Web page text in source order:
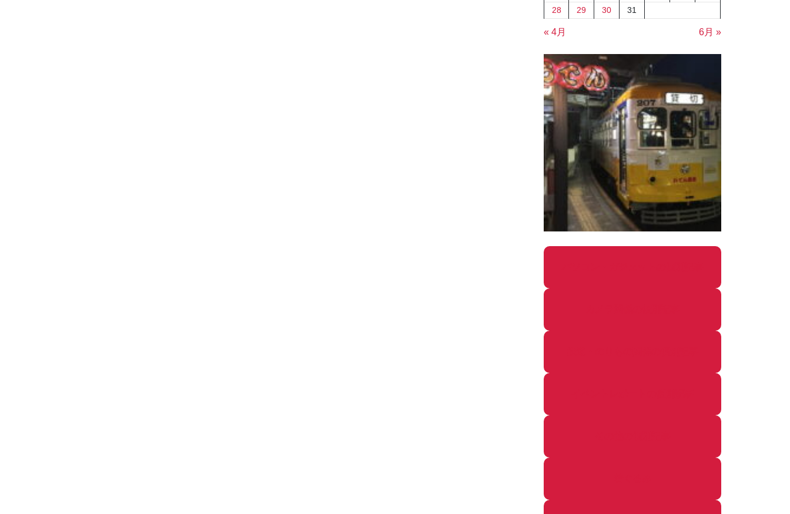
28
29 30 31
« 4月 6月 »